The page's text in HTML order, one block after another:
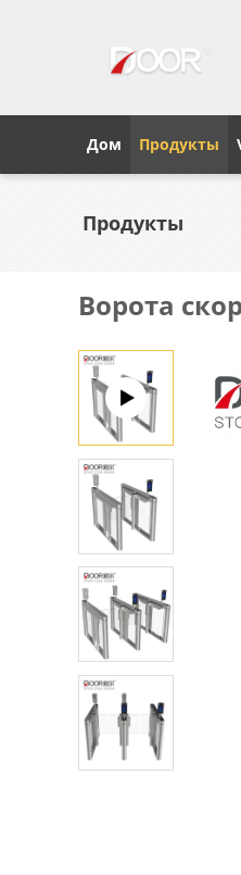
Дом Продукты
Продукты
Ворота